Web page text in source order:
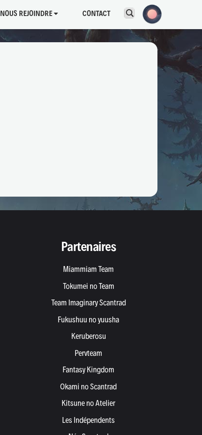
NOUS REJOINDRE CONTACT
Partenaires
Miammiam Team
Tokumei no Team
Team Imaginary Scantrad
Fukushuu no yuusha
Keruberosu
Pervteam
Fantasy Kingdom
Okami no Scantrad
Kitsune no Atelier
Les Indépendents